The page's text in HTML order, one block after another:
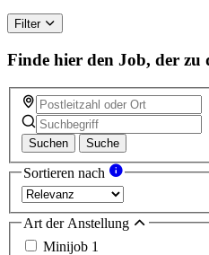
this
field
Filter
Finde hier den Job, der zu
Suchen Suche
Sortieren nach
Art der Anstellung
Minijob 1